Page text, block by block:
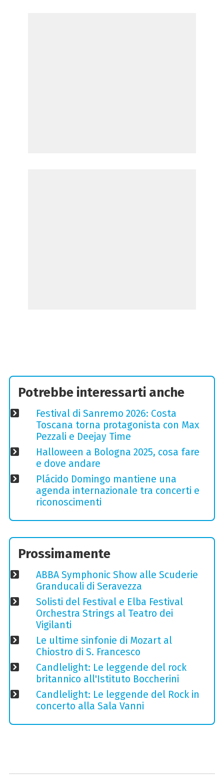
Potrebbe interessarti anche
Festival di Sanremo 2026: Costa
Toscana torna protagonista con Max
Pezzali e Deejay Time
Halloween a Bologna 2025, cosa fare
e dove andare
Plácido Domingo mantiene una
agenda internazionale tra concerti e
riconoscimenti
Prossimamente
ABBA Symphonic Show alle Scuderie
Granducali di Seravezza
Solisti del Festival e Elba Festival
Orchestra Strings al Teatro dei
Vigilanti
Le ultime sinfonie di Mozart al
Chiostro di S. Francesco
Candlelight: Le leggende del rock
britannico all'Istituto Boccherini
Candlelight: Le leggende del Rock in
concerto alla Sala Vanni